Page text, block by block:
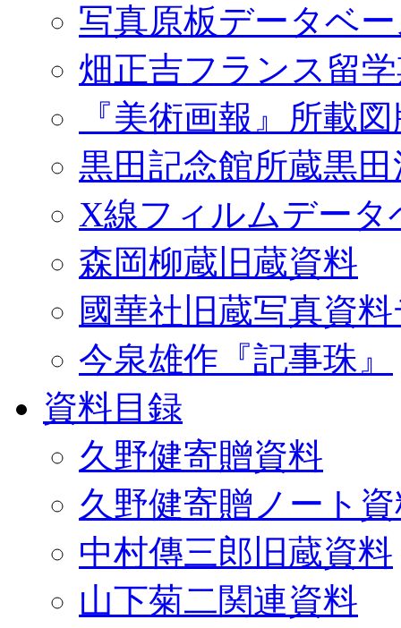
写真原板データベ
畑正吉フランス留
『美術画報』所載
黒田記念館所蔵黒
X線フィルムデータ
森岡柳蔵旧蔵資料
國華社旧蔵写真資
今泉雄作『記事珠』
資料目録
久野健寄贈資料
久野健寄贈ノート
中村傳三郎旧蔵資料
山下菊二関連資料